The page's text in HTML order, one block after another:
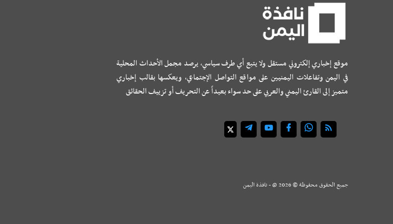
موقع إخباري إلكتروني مستقل ولا يتبع أي طرف سياسي، يرصد مجمل الأحداث المحلية
في اليمن وتفاعلات اليمنيين على مواقع التواصل الإجتماعي، ويعكسها بقالب إخباري
متميز إلى القارئ اليمني والعربي على حد سواء بعيداً عن التحريف أو تزييف الحقائق
جميع الحقوق محفوظة ©2026 @ - نافذة اليمن